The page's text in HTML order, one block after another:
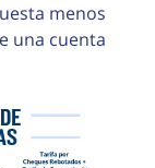
menos
una cuenta